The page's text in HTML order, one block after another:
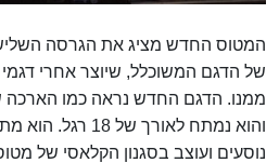
המטוס החדש מציג את הגרסה
ממנו. הדגם החדש נראה כמו הארכה
נוסעים ועוצב בסגנון הקלאסי של